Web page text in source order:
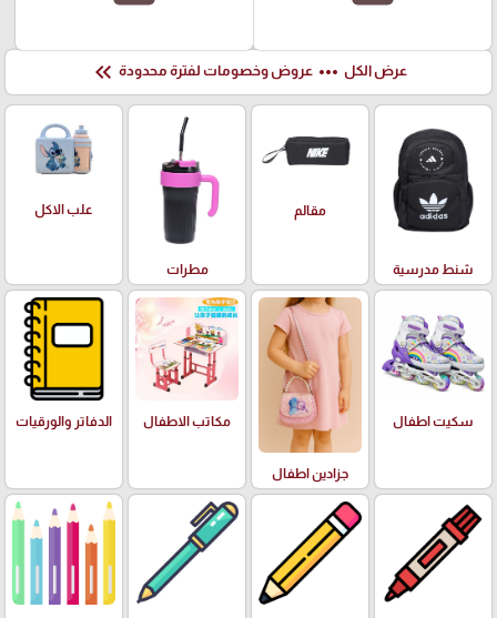
عرض الكل more_horiz عروض وخصومات لفترة محدودة keyboard_double_arrow_left
شنط مدرسية
مقالم
مطرات
علب الاكل
سكيت اطفال
جزادين اطفال
مكاتب الاطفال الدفاتر والورقيات